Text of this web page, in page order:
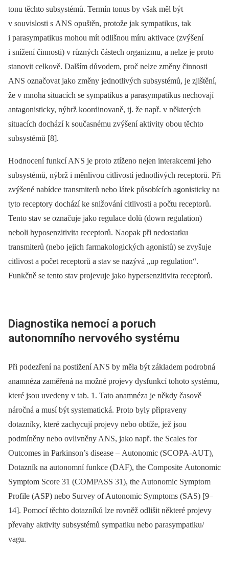
tonu těchto subsystémů. Termín tonus by však měl být
v souvislosti s ANS opuštěn, protože jak sympatikus, tak
i parasympatikus mohou mít odlišnou míru aktivace (zvýšení
i snížení čin­nosti) v různých částech organizmu, a nelze je proto
stanovit celkově. Dalším důvodem, proč nelze změny čin­nosti
ANS označovat jako změny jednotlivých subsystémů, je zjištění,
že v mnoha situacích se sympatikus a parasympatikus nechovají
antagonisticky, nýbrž koordinovaně, tj. že např. v ně­kte­rých
situacích dochází k současnému zvýšení aktivity obou těchto
subsystémů [8].
Hodnocení funkcí ANS je proto ztíženo nejen interakcemi jeho
subsystémů, nýbrž i měnlivou citlivostí jednotlivých receptorů. Při
zvýšené nabídce transmiterů nebo látek působících agonisticky na
tyto receptory dochází ke snižování citlivosti a počtu receptorů.
Tento stav se označuje jako regulace dolů (down regulation)
neboli hyposenzitivita receptorů. Naopak při nedostatku
transmiterů (nebo jejich farmakologických agonistů) se zvyšuje
citlivost a počet receptorů a stav se nazývá „up regulation“.
Funkčně se tento stav projevuje jako hypersenzitivita receptorů.
Dia­gnostika nemocí a poruch
autonomního nervového systému
Při podezření na postižení ANS by měla být základem podrobná
anamnéza zaměřená na možné projevy dysfunkcí tohoto systému,
které jsou uvedeny v tab. 1. Tato anamnéza je někdy časově
náročná a musí být systematická. Proto byly připraveny
dotazníky, které zachycují projevy nebo obtíže, jež jsou
podmíněny nebo ovlivněny ANS, jako např. the Scales for
Outcomes in Parkinson’s dis­ease – Autonomic (SCOPA-AUT),
Dotazník na autonomní funkce (DAF), the Composite Autonomic
Symp­tom Score 31 (COMPASS 31), the Autonomic Symp­tom
Profile (ASP) nebo Survey of Autonomic Symp­toms (SAS) [9–
14]. Pomocí těchto dotazníků lze rovněž odlišit ně­kte­ré projevy
převahy aktivity subsystémů sympatiku nebo parasympatiku/
vagu.